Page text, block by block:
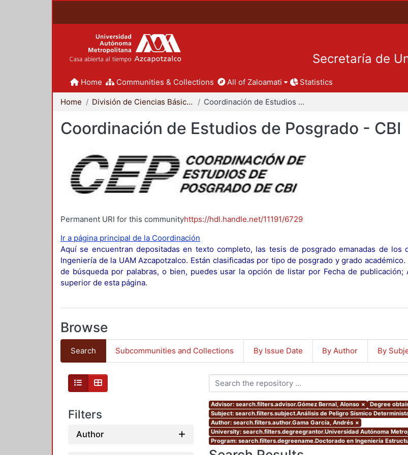
Secretaría de
Home Communities & Collections All of Zaloamati Statistics
Home División de Ciencias Básicas e Ingeniería Coordinación de Estudios de Posgrado - CBI
Coordinación de Estudios de Posgrado - CBI
Permanent URI for this communityhttps://hdl.handle.net/11191/6729
Ir a página principal de la Coordinación
Aquí se encuentran depositadas en texto completo, las tesis de posgrado emanadas de
Ingeniería de la UAM Azcapotzalco. Están clasificadas por tipo de posgrado y grado
de búsqueda por palabras, o bien, puedes usar la opción de listar por Fecha de
superior de esta página.
Browse
Search Subcommunities and Collections By Issue Date By Author By
Filters
Author
Advisor: search.filters.advisor.Gómez Bernal, Alonso × Degree
Subject: search.filters.subject.Análisis de Peligro Sísmico
Author: search.filters.author.Gama García, Andrés ×
University: search.filters.degreegrantor.Universidad Autónoma
Program: search.filters.degreename.Doctorado en Ingeniería